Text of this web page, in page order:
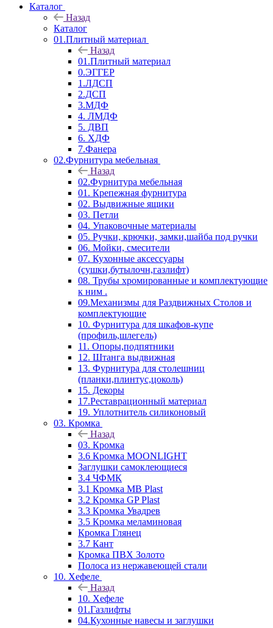
Каталог
Назад
Каталог
01.Плитный материал
Назад
01.Плитный материал
0.ЭГГЕР
1.ЛДСП
2.ДСП
3.МДФ
4. ЛМДФ
5. ДВП
6. ХДФ
7.Фанера
02.Фурнитура мебельная
Назад
02.Фурнитура мебельная
01. Крепежная фурнитура
02. Выдвижные ящики
03. Петли
04. Упаковочные материалы
05. Ручки, крючки, замки,шайба под ручки
06. Мойки, смесители
07. Кухонные аксессуары
(сушки,бутылочн,газлифт)
08. Трубы хромированные и комплектующие
к ним .
09.Механизмы для Раздвижных Столов и
комплектующие
10. Фурнитура для шкафов-купе
(профиль,шлегель)
11. Опоры,подпятники
12. Штанга выдвижная
13. Фурнитура для столешниц
(планки,плинтус,цоколь)
15. Декоры
17.Реставрационный материал
19. Уплотнитель силиконовый
03. Кромка
Назад
03. Кромка
3.6 Кромка MOONLIGHT
Заглушки самоклеющиеся
3.4 ЧФМК
3.1 Кромка MB Plast
3.2 Кромка GP Plast
3.3 Кромка Увадрев
3.5 Кромка меламиновая
Кромка Глянец
3.7 Кант
Кромка ПВХ Золото
Полоса из нержавеющей стали
10. Хефеле
Назад
10. Хефеле
01.Газлифты
04.Кухонные навесы и заглушки